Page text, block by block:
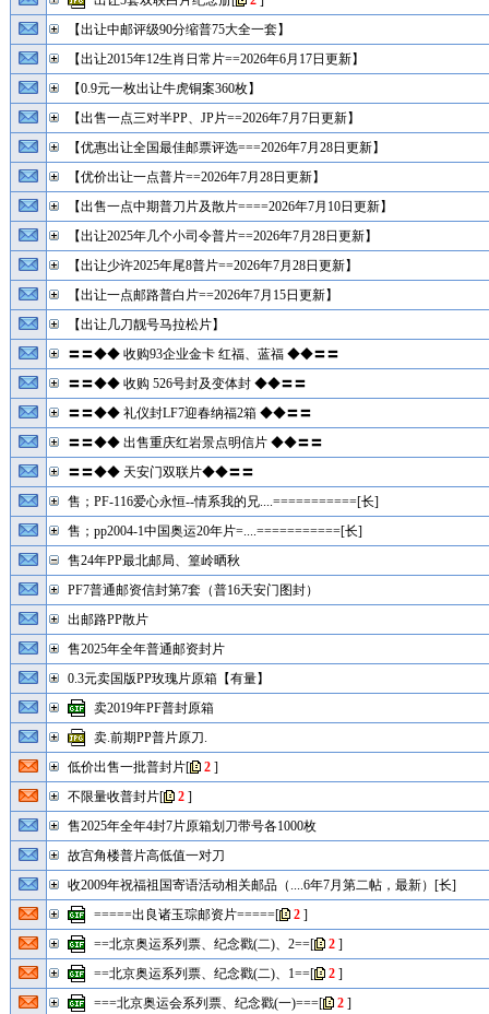
【出让中邮评级90分缩普75大全一套】
【出让2015年12生肖日常片==2026年6月17日更新】
【0.9元一枚出让牛虎铜案360枚】
【出售一点三对半PP、JP片==2026年7月7日更新】
【优惠出让全国最佳邮票评选===2026年7月28日更新】
【优价出让一点普片==2026年7月28日更新】
【出售一点中期普刀片及散片====2026年7月10日更新】
【出让2025年几个小司令普片==2026年7月28日更新】
【出让少许2025年尾8普片==2026年7月28日更新】
【出让一点邮路普白片==2026年7月15日更新】
【出让几刀靓号马拉松片】
〓〓◆◆ 收购93企业金卡 红福、蓝福 ◆◆〓〓
〓〓◆◆ 收购 526号封及变体封 ◆◆〓〓
〓〓◆◆ 礼仪封LF7迎春纳福2箱 ◆◆〓〓
〓〓◆◆ 出售重庆红岩景点明信片 ◆◆〓〓
〓〓◆◆ 天安门双联片◆◆〓〓
售；PF-116爱心永恒--情系我的兄....===========[长]
售；pp2004-1中国奥运20年片=....===========[长]
售24年PP最北邮局、篁岭晒秋
PF7普通邮资信封第7套（普16天安门图封）
出邮路PP散片
售2025年全年普通邮资封片
0.3元卖国版PP玫瑰片原箱【有量】
卖2019年PF普封原箱
卖.前期PP普片原刀.
低价出售一批普封片[ 2]
不限量收普封片[ 2]
售2025年全年4封7片原箱划刀带号各1000枚
故宫角楼普片高低值一对刀
收2009年祝福祖国寄语活动相关邮品（....6年7月第二帖，最新）[长]
=====出良诸玉琮邮资片=====[ 2]
==北京奥运系列票、纪念戳(二)、2==[ 2]
==北京奥运系列票、纪念戳(二)、1==[ 2]
===北京奥运会系列票、纪念戳(一)===[ 2]